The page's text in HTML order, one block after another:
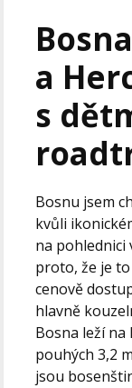
Bosna
a
s
Bosnu jsem
kvůli
na pohlednici
proto, že je
cenově
hlavně
Bosna leží
pouhých 3,2
jsou